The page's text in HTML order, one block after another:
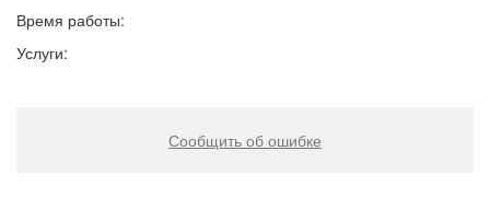
Время работы:
Услуги:
Сообщить об ошибке